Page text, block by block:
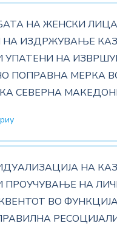
НА ЖЕНСКИ ЛИЦА
НА ИЗДРЖУВАЊЕ
УПАТЕНИ НА
ПОПРАВНА МЕРКА
СЕВЕРНА
НА
ПРОУЧУВАЊЕ НА
ВО